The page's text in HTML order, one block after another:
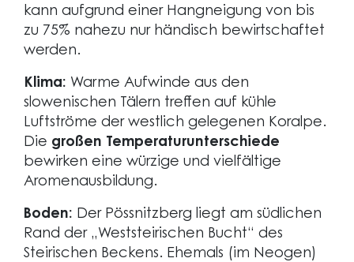
kann aufgrund einer Hangneigung von bis
zu 75% nahezu nur händisch bewirtschaftet
werden.
Klima: Warme Aufwinde aus den
slowenischen Tälern treffen auf kühle
Luftströme der westlich gelegenen Koralpe.
Die großen Temperaturunterschiede
bewirken eine würzige und vielfältige
Aromenausbildung.
Boden: Der Pössnitzberg liegt am südlichen
Rand der „Weststeirischen Bucht“ des
Steirischen Beckens. Ehemals (im Neogen)